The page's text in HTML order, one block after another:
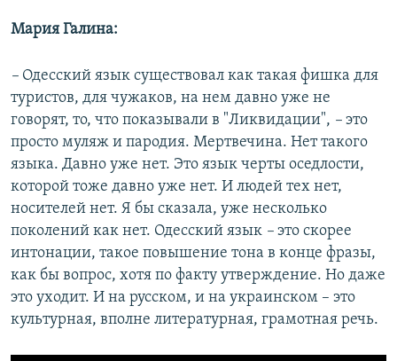
Мария Галина:
– Одесский язык существовал как такая фишка для
туристов, для чужаков, на нем давно уже не
говорят, то, что показывали в "Ликвидации", – это
просто муляж и пародия. Мертвечина. Нет такого
языка. Давно уже нет. Это язык черты оседлости,
которой тоже давно уже нет. И людей тех нет,
носителей нет. Я бы сказала, уже несколько
поколений как нет. Одесский язык – это скорее
интонации, такое повышение тона в конце фразы,
как бы вопрос, хотя по факту утверждение. Но даже
это уходит. И на русском, и на украинском – это
культурная, вполне литературная, грамотная речь.